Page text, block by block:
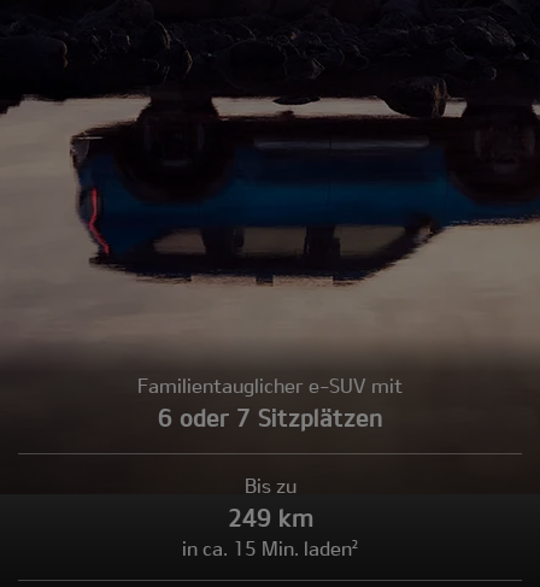
Familientauglicher e-SUV mit
6 oder 7 Sitzplätzen
Bis zu
249 km
in ca. 15 Min. laden²